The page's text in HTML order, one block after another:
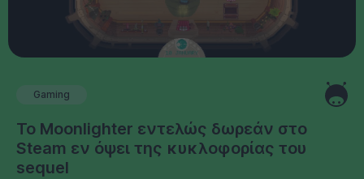
Gaming
Το Moonlighter εντελώς δωρεάν στο
Steam εν όψει της κυκλοφορίας του
sequel